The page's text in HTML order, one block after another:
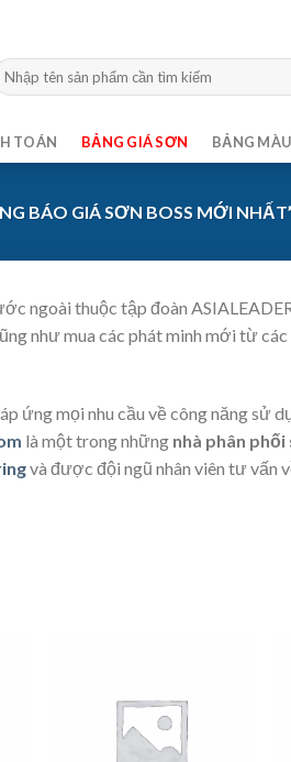
TOÁN BẢNG GIÁ SƠN BẢNG
BÁO GIÁ SƠN BOSS MỚI
ngoài thuộc tập đoàn
như mua các phát minh mới từ
ứng mọi nhu cầu về công năng
là một trong những nhà phân phối
và được đội ngũ nhân viên tư vấn